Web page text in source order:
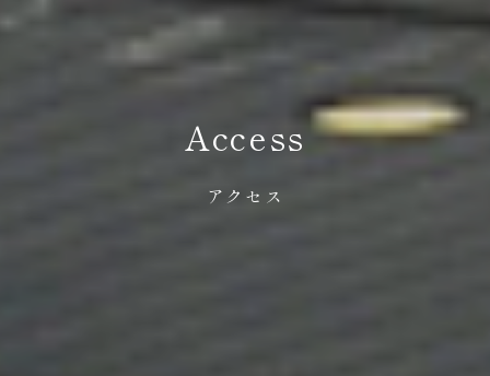
Access
アクセス